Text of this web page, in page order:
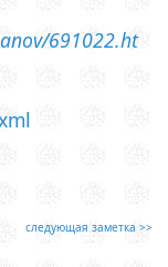
691022.ht
следующая заметка >>